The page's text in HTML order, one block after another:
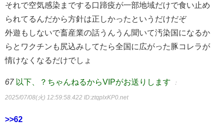
それで空気感染までする口蹄疫が一部地域だけで食い止め
られてるんだから方針は正しかったというだけだぞ
外遊もしないで畜産業の話うんうん聞いて汚染国になるか
らとワクチンも尻込みしてたら全国に広がった豚コレラが
情けなくなるだけでしょ
67 以下、？ちゃんねるからVIPがお送りします ：
2025/07/08(火) 12:59:58.422 ID:ztqplxKP0.net
>>62